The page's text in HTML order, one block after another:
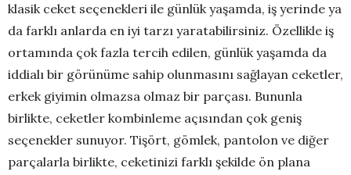
klasik ceket seçenekleri ile günlük yaşamda, iş yerinde ya
da farklı anlarda en iyi tarzı yaratabilirsiniz. Özellikle iş
ortamında çok fazla tercih edilen, günlük yaşamda da
iddialı bir görünüme sahip olunmasını sağlayan ceketler,
erkek giyimin olmazsa olmaz bir parçası. Bununla
birlikte, ceketler kombinleme açısından çok geniş
seçenekler sunuyor. Tişört, gömlek, pantolon ve diğer
parçalarla birlikte, ceketinizi farklı şekilde ön plana